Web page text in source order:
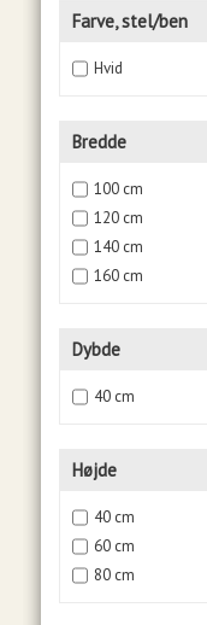
Farve, stel/ben
Hvid
Bredde
100 cm
120 cm
140 cm
160 cm
Dybde
40 cm
Højde
40 cm
60 cm
80 cm